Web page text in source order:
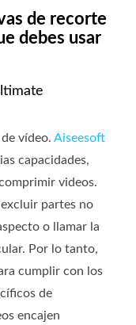
de recorte
debes usar
vídeo. Aiseesoft
capacidades,
videos.
partes no
o llamar la
Por lo tanto,
cumplir con los
de
encajen